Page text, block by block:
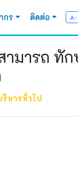
กร ติดต่อ A-
มารถ ทั
ริหารทั่วไป